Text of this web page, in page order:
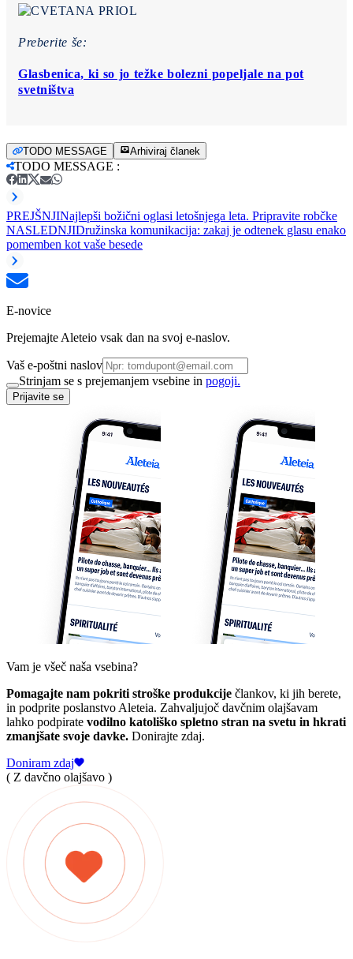
Preberite še:
Glasbenica, ki so jo težke bolezni popeljale na pot
svetništva
TODO MESSAGE Arhiviraj članek
TODO MESSAGE :
PREJŠNJINajlepši božični oglasi letošnjega leta. Pripravite robčke
NASLEDNJIDružinska komunikacija: zakaj je odtenek glasu enako
pomemben kot vaše besede
E-novice
Prejemajte Aleteio vsak dan na svoj e-naslov.
Vaš e-poštni naslov
Strinjam se s prejemanjem vsebine in pogoji.
Prijavite se
Vam je všeč naša vsebina?
Pomagajte nam pokriti stroške produkcije člankov, ki jih berete,
in podprite poslanstvo Aleteia. Zahvaljujoč davčnim olajšavam
lahko podpirate vodilno katoliško spletno stran na svetu in hkrati
zmanjšate svoje davke. Donirajte zdaj.
Doniram zdaj
( Z davčno olajšavo )